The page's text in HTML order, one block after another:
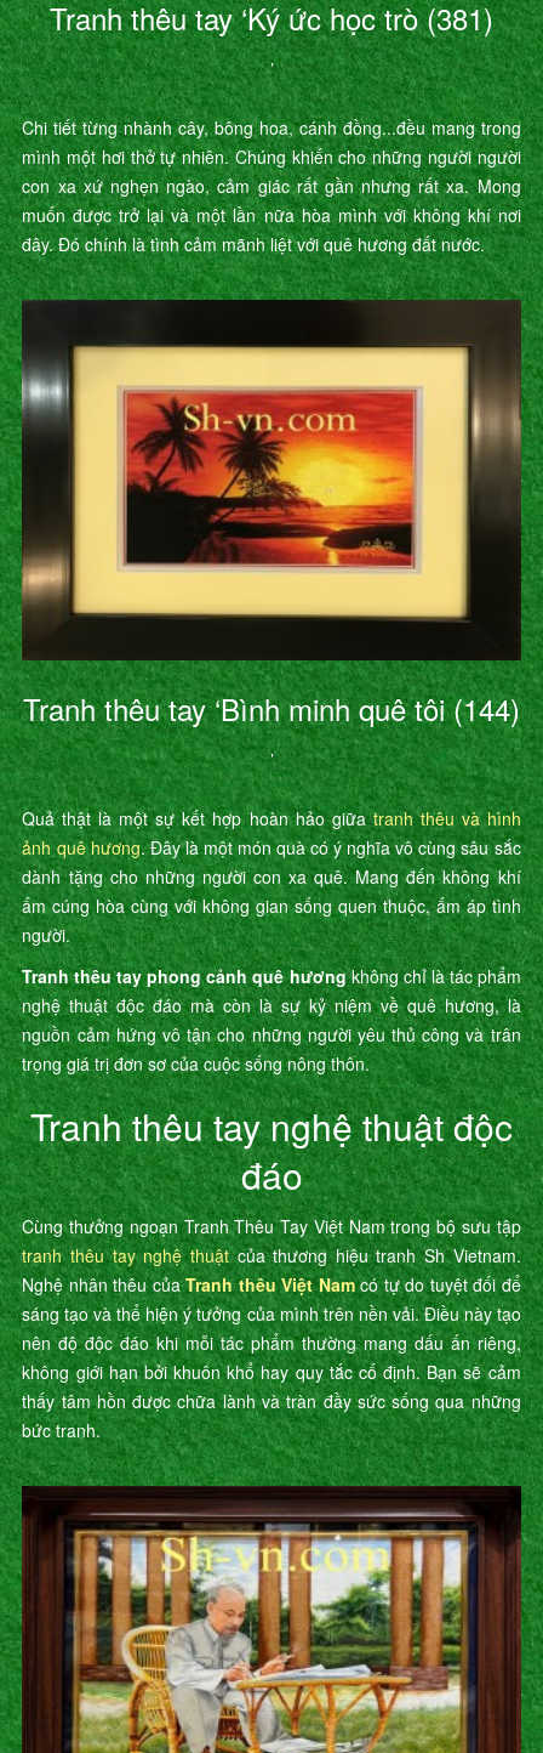
Tranh thêu tay ‘Ký ức học trò (381)
’
Chi tiết từng nhành cây, bông hoa, cánh đồng...đều mang trong
mình một hơi thở tự nhiên. Chúng khiến cho những người người
con xa xứ nghẹn ngào, cảm giác rất gần nhưng rất xa. Mong
muốn được trở lại và một lần nữa hòa mình với không khí nơi
đây. Đó chính là tình cảm mãnh liệt với quê hương đất nước.
Tranh thêu tay ‘Bình minh quê tôi (144)
’
Quả thật là một sự kết hợp hoàn hảo giữatranh thêu và hình
ảnh quê hương. Đây là một món quà có ý nghĩa vô cùng sâu sắc
dành tặng cho những người con xa quê. Mang đến không khí
ấm cúng hòa cùng với không gian sống quen thuộc, ấm áp tình
người.
Tranh thêu tay phong cảnh quê hươngkhông chỉ là tác phẩm
nghệ thuật độc đáo mà còn là sự kỷ niệm về quê hương, là
nguồn cảm hứng vô tận cho những người yêu thủ công và trân
trọng giá trị đơn sơ của cuộc sống nông thôn.
Tranh thêu tay nghệ thuật độc
đáo
Cùng thưởng ngoạn Tranh Thêu Tay Việt Nam trong bộ sưu tập
tranh thêu tay nghệ thuậtcủa thương hiệu tranh Sh Vietnam.
Nghệ nhân thêu củaTranh thêu Việt Namcó tự do tuyệt đối để
sáng tạo và thể hiện ý tưởng của mình trên nền vải. Điều này tạo
nên độ độc đáo khi mỗi tác phẩm thường mang dấu ấn riêng,
không giới hạn bởi khuôn khổ hay quy tắc cố định. Bạn sẽ cảm
thấy tâm hồn được chữa lành và tràn đầy sức sống qua những
bức tranh.